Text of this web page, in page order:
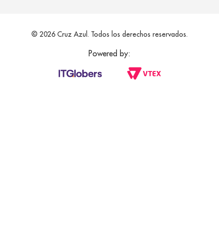
© 2026 Cruz Azul. Todos los derechos reservados.
Powered by: